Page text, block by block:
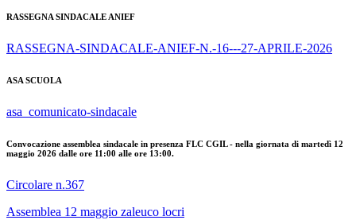
RASSEGNA SINDACALE ANIEF
RASSEGNA-SINDACALE-ANIEF-N.-16---27-APRILE-2026
ASA SCUOLA
asa_comunicato-sindacale
Convocazione assemblea sindacale in presenza FLC CGIL - nella giornata di martedì 12
maggio 2026 dalle ore 11:00 alle ore 13:00.
Circolare n.367
Assemblea 12 maggio zaleuco locri